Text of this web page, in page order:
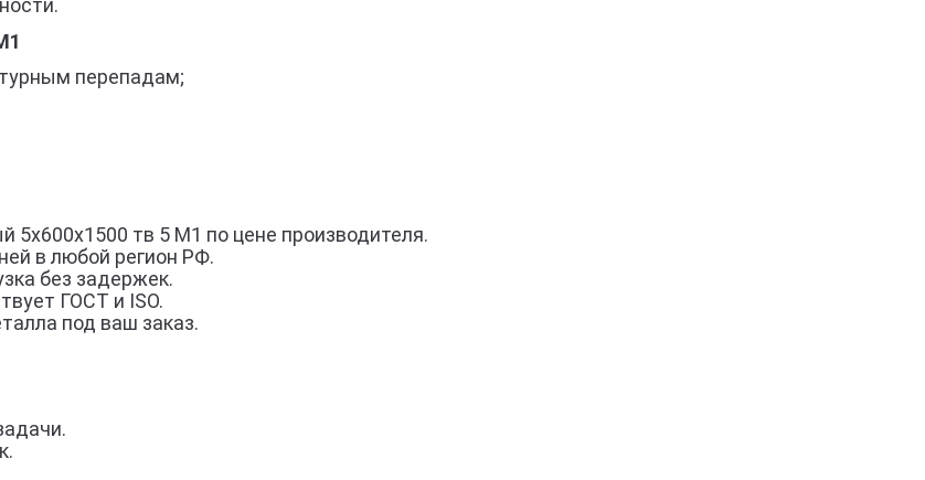
перепадам;
5х600х1500 тв 5 М1 по цене производителя.
в любой регион РФ.
без задержек.
ГОСТ и ISO.
под ваш заказ.